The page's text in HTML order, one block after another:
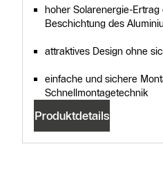
hoher Solarenergie-
Beschichtung des
attraktives Design ohne
einfache und sichere
Schnellmontagetechnik
Produktdetails